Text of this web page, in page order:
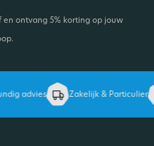
ontvang 5% korting op jouw
advies Zakelijk & Particulier